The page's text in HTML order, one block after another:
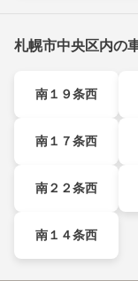
札幌市中央区内の
南１９条西
南１７条西
南２２条西
南１４条西